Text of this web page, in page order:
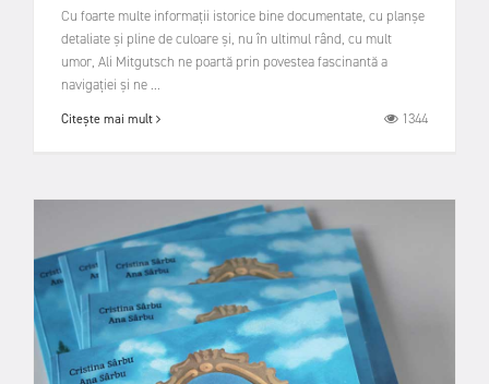
Cu foarte multe informații istorice bine documentate, cu planșe
detaliate și pline de culoare și, nu în ultimul rând, cu mult
umor, Ali Mitgutsch ne poartă prin povestea fascinantă a
navigației și ne ...
Citește mai mult 1344